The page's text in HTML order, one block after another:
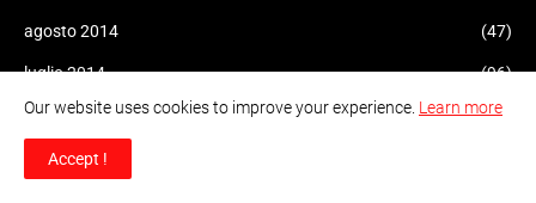
agosto 2014 (47)
luglio 2014 (96)
giugno 2014 (93)
maggio 2014
Our website uses cookies to improve your experience. Learn more
Accept !